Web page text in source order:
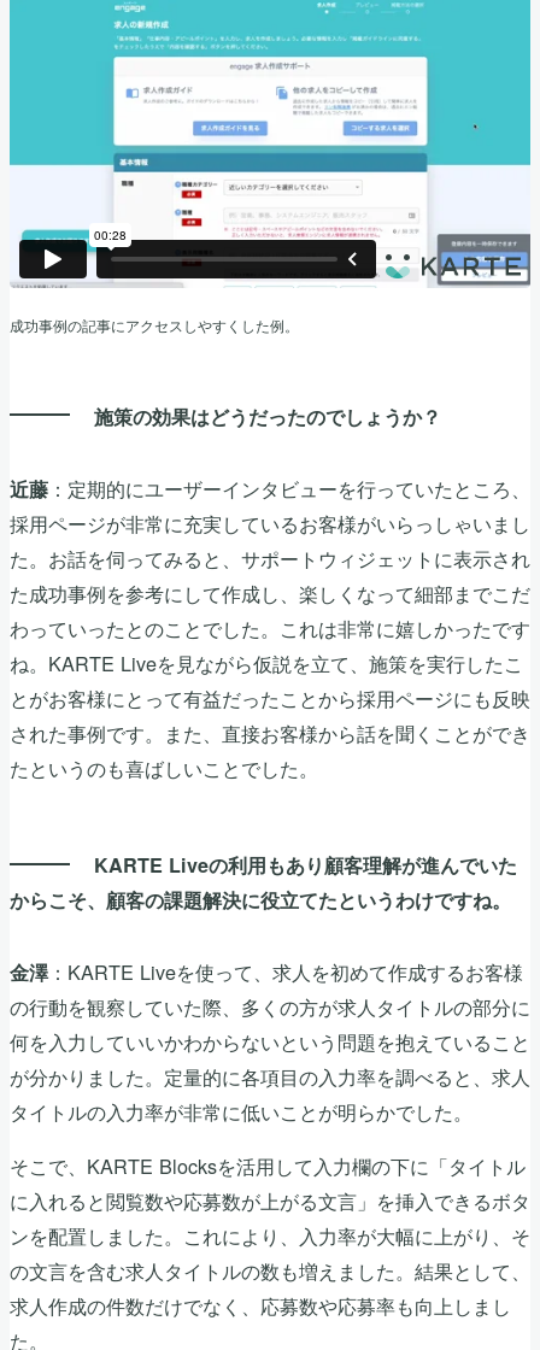
成功事例の記事にアクセスしやすくした例。
施策の効果はどうだったのでしょうか？
近藤 ：定期的にユーザーインタビューを行っていたところ、
採用ページが非常に充実しているお客様がいらっしゃいまし
た。お話を伺ってみると、サポートウィジェットに表示され
た成功事例を参考にして作成し、楽しくなって細部までこだ
わっていったとのことでした。これは非常に嬉しかったです
ね。KARTE Liveを見ながら仮説を立て、施策を実行したこ
とがお客様にとって有益だったことから採用ページにも反映
された事例です。また、直接お客様から話を聞くことができ
たというのも喜ばしいことでした。
KARTE Liveの利用もあり顧客理解が進んでいた
からこそ、顧客の課題解決に役立てたというわけですね。
金澤：KARTE Liveを使って、求人を初めて作成するお客様
の行動を観察していた際、多くの方が求人タイトルの部分に
何を入力していいかわからないという問題を抱えていること
が分かりました。定量的に各項目の入力率を調べると、求人
タイトルの入力率が非常に低いことが明らかでした。
そこで、KARTE Blocksを活用して入力欄の下に「タイトル
に入れると閲覧数や応募数が上がる文言」を挿入できるボタ
ンを配置しました。これにより、入力率が大幅に上がり、そ
の文言を含む求人タイトルの数も増えました。結果として、
求人作成の件数だけでなく、応募数や応募率も向上しまし
た。